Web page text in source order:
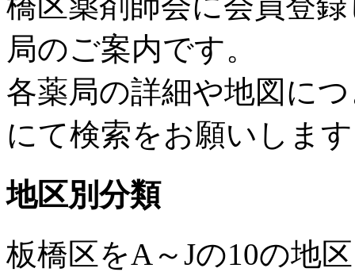
局のご案内です。
各薬局の詳細や地図に
にて検索をお願いしま
地区別分類
板橋区をA～Jの10の地